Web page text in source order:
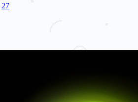
27